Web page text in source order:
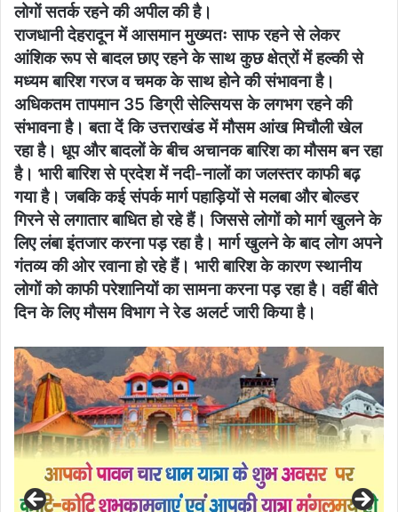
लोगों सतर्क रहने की अपील की है।
राजधानी देहरादून में आसमान मुख्यतः साफ रहने से लेकर
आंशिक रूप से बादल छाए रहने के साथ कुछ क्षेत्रों में हल्की से
मध्यम बारिश गरज व चमक के साथ होने की संभावना है।
अधिकतम तापमान 35 डिग्री सेल्सियस के लगभग रहने की
संभावना है। बता दें कि उत्तराखंड में मौसम आंख मिचौली खेल
रहा है। धूप और बादलों के बीच अचानक बारिश का मौसम बन रहा
है। भारी बारिश से प्रदेश में नदी-नालों का जलस्तर काफी बढ़
गया है। जबकि कई संपर्क मार्ग पहाड़ियों से मलबा और बोल्डर
गिरने से लगातार बाधित हो रहे हैं। जिससे लोगों को मार्ग खुलने के
लिए लंबा इंतजार करना पड़ रहा है। मार्ग खुलने के बाद लोग अपने
गंतव्य की ओर रवाना हो रहे हैं। भारी बारिश के कारण स्थानीय
लोगों को काफी परेशानियों का सामना करना पड़ रहा है। वहीं बीते
दिन के लिए मौसम विभाग ने रेड अलर्ट जारी किया है।